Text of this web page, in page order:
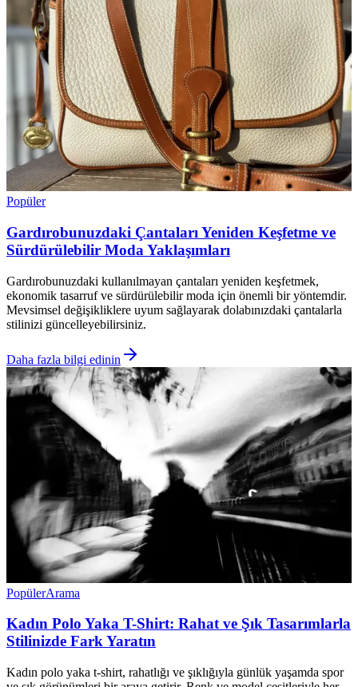
Popüler
Gardırobunuzdaki Çantaları Yeniden Keşfetme ve
Sürdürülebilir Moda Yaklaşımları
Gardırobunuzdaki kullanılmayan çantaları yeniden keşfetmek,
ekonomik tasarruf ve sürdürülebilir moda için önemli bir yöntemdir.
Mevsimsel değişikliklere uyum sağlayarak dolabınızdaki çantalarla
stilinizi güncelleyebilirsiniz.
Daha fazla bilgi edinin
PopülerArama
Kadın Polo Yaka T-Shirt: Rahat ve Şık Tasarımlarla
Stilinizde Fark Yaratın
Kadın polo yaka t-shirt, rahatlığı ve şıklığıyla günlük yaşamda spor